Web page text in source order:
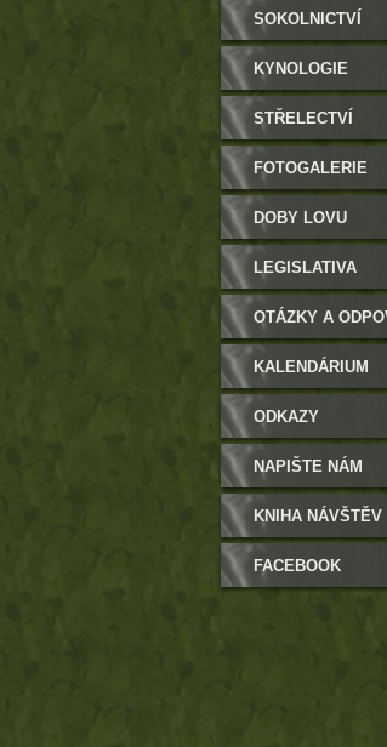
SOKOLNICTVÍ
KYNOLOGIE
STŘELECTVÍ
FOTOGALERIE
DOBY LOVU
LEGISLATIVA
OTÁZKY A
KALENDÁRIUM
ODKAZY
NAPIŠTE NÁM
KNIHA NÁVŠTĚV
FACEBOOK